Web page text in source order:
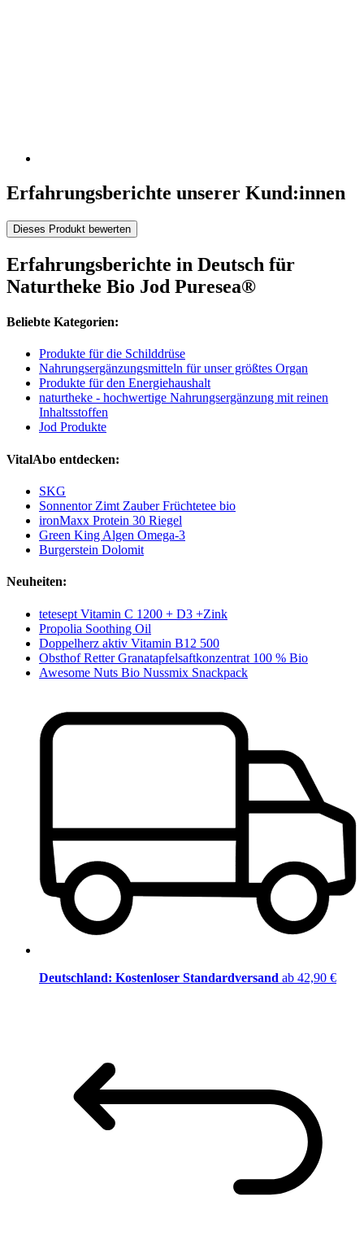
Erfahrungsberichte unserer Kund:innen
Dieses Produkt bewerten
Erfahrungsberichte in Deutsch für
Naturtheke Bio Jod Puresea®
Beliebte Kategorien:
Produkte für die Schilddrüse
Nahrungsergänzungsmitteln für unser größtes Organ
Produkte für den Energiehaushalt
naturtheke - hochwertige Nahrungsergänzung mit reinen
Inhaltsstoffen
Jod Produkte
VitalAbo entdecken:
SKG
Sonnentor Zimt Zauber Früchtetee bio
ironMaxx Protein 30 Riegel
Green King Algen Omega-3
Burgerstein Dolomit
Neuheiten:
tetesept Vitamin C 1200 + D3 +Zink
Propolia Soothing Oil
Doppelherz aktiv Vitamin B12 500
Obsthof Retter Granatapfelsaftkonzentrat 100 % Bio
Awesome Nuts Bio Nussmix Snackpack
Deutschland: Kostenloser Standardversand ab 42,90 €